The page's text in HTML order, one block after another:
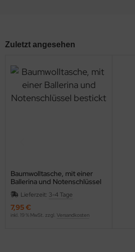
Zuletzt angesehen
Baumwolltasche, mit einer
Ballerina und Notenschlüssel
bestickt
Lieferzeit: 3-4 Tage
7,95 €
inkl. 19 % MwSt. zzgl. Versandkosten